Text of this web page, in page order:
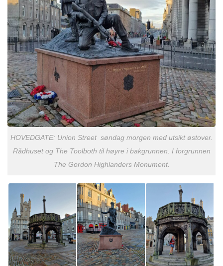
HOVEDGATE: Union Street søndag morgen med utsikt østover.
Rådhuset og The Toolboth til høyre i bakgrunnen. I forgrunnen
The Gordon Highlanders Monument.